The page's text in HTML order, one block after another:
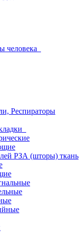
человека
Респираторы
РЗА (шторы) ткань